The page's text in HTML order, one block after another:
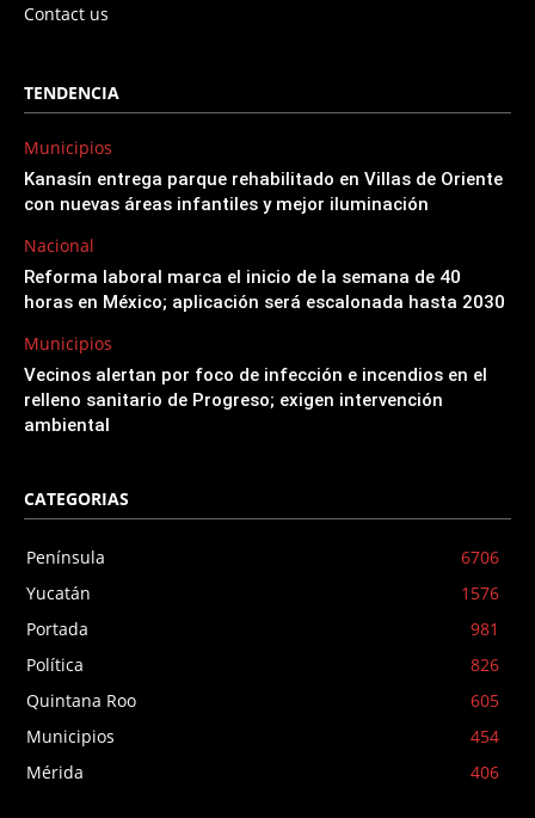
Contact us
TENDENCIA
Municipios
Kanasín entrega parque rehabilitado en Villas de Oriente
con nuevas áreas infantiles y mejor iluminación
Nacional
Reforma laboral marca el inicio de la semana de 40
horas en México; aplicación será escalonada hasta 2030
Municipios
Vecinos alertan por foco de infección e incendios en el
relleno sanitario de Progreso; exigen intervención
ambiental
CATEGORIAS
Península
6706
Yucatán
1576
Portada
981
Política
826
Quintana Roo
605
Municipios
454
Mérida
406